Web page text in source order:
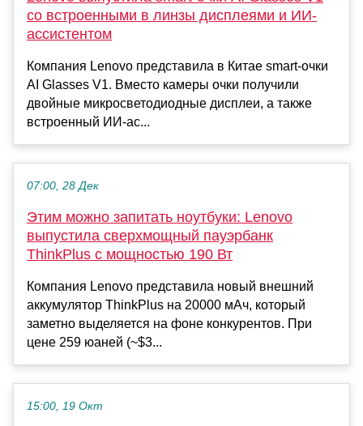
со встроенными в линзы дисплеями и ИИ-
ассистентом
Компания Lenovo представила в Китае smart-очки
AI Glasses V1. Вместо камеры очки получили
двойные микросветодиодные дисплеи, а также
встроенный ИИ-ас...
07:00, 28 Дек
Этим можно запитать ноутбуки: Lenovo
выпустила сверхмощный пауэрбанк
ThinkPlus с мощностью 190 Вт
Компания Lenovo представила новый внешний
аккумулятор ThinkPlus на 20000 мАч, который
заметно выделяется на фоне конкурентов. При
цене 259 юаней (~$3...
15:00, 19 Окт